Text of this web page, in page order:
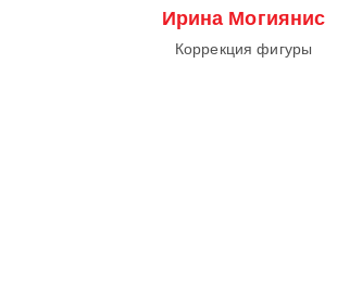
Ирина Могиянис
Коррекция фигуры